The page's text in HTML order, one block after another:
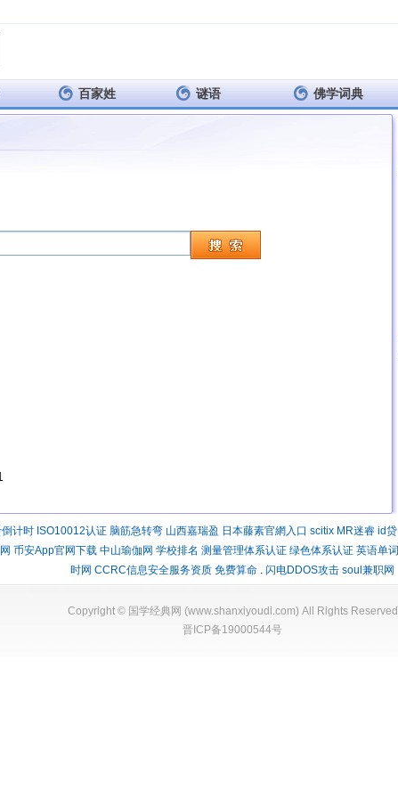
百家姓 谜语 佛学词典
计时 ISO10012认证 脑筋急转弯 山西嘉瑞盈 日本藤素官網入口 scitix MR迷睿 id贷
币安App官网下载 中山瑜伽网 学校排名 测量管理体系认证 绿色体系认证 英语单词
时网 CCRC信息安全服务资质 免费算命 . 闪电DDOS攻击 soul兼职网
Copyright © 国学经典网 (www.shanxiyoudi.com) All Rights Reserved
晋ICP备19000544号